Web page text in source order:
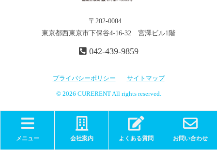
〒202-0004
東京都西東京市下保谷4-16-32 宮澤ビル1階
042-439-9859
プライバシーポリシー サイトマップ
© 2026 CURERENT All rights reserved.
メニュー 会社案内 よくある質問 お問い合わせ